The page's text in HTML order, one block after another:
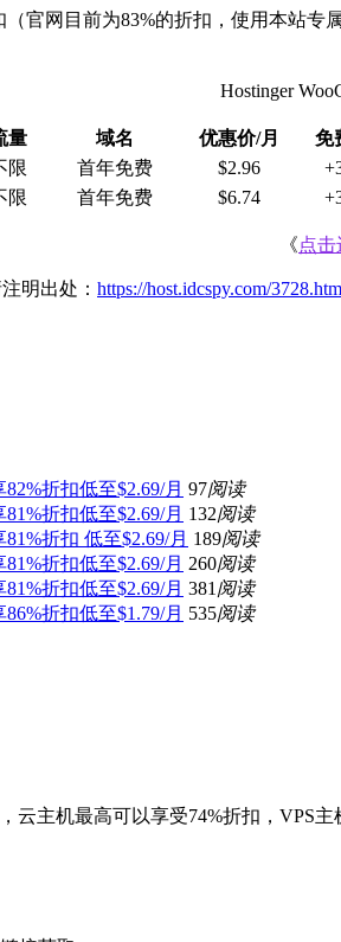
（官网目前为83%的折扣，使用本站专
Hostinger
量 域名 优惠价/月
免
限 首年免费 $2.96
限 首年免费 $6.74
《点
明出处： https://host.idcspy.com/
折扣低至$2.69/月 97阅读
折扣低至$2.69/月 132阅读
折扣 低至$2.69/月 189阅读
折扣低至$2.69/月 260阅读
折扣低至$2.69/月 381 阅读
折扣低至$1.79/月 535阅读
云主机最高可以享受74%折扣，VPS